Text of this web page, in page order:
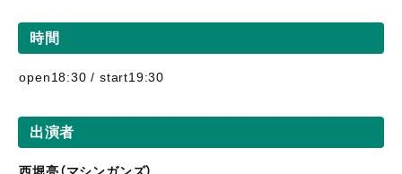
時間
open18:30 / start19:30
出演者